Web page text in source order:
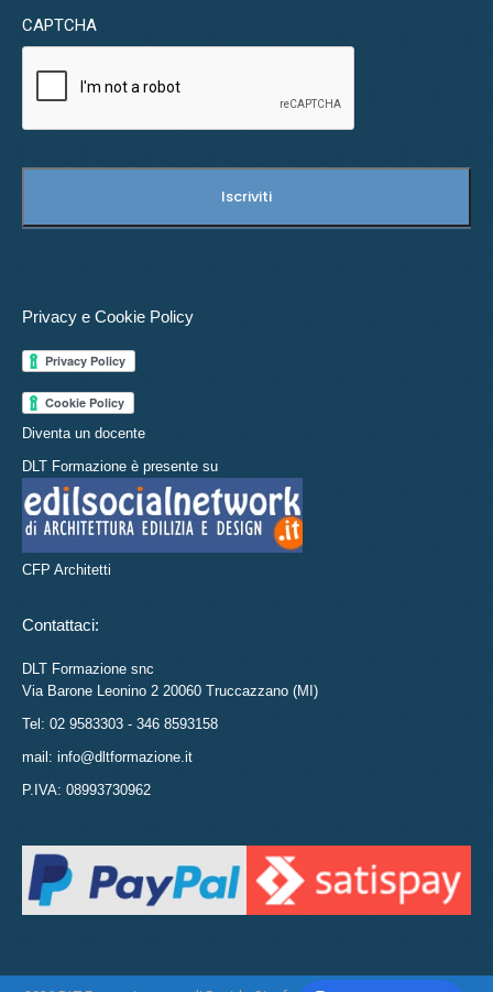
CAPTCHA
Privacy e Cookie Policy
Diventa un docente
DLT Formazione è presente su
CFP Architetti
Contattaci:
DLT Formazione snc
Via Barone Leonino 2 20060 Truccazzano (MI)
Tel: 02 9583303 - 346 8593158
mail: info@dltformazione.it
P.IVA: 08993730962